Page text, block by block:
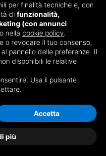
(MI)
IVA 08025010961 ·
per finalità tecniche e, con
di funzionalità,
(con annunci
nella cookie policy.
o revocare il tuo consenso,
pannello delle preferenze. Il
disponibili le relative
Usa il pulsante
più
Accetta